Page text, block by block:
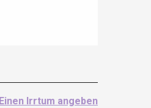
Einen Irrtum angeben